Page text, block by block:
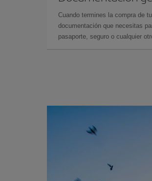
Cuando termines la compra de
documentación que necesitas
pasaporte, seguro o cualquier